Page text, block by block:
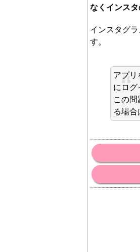
なくインスタ
インスタグ
す。
アプリ
にログ
この
る場合